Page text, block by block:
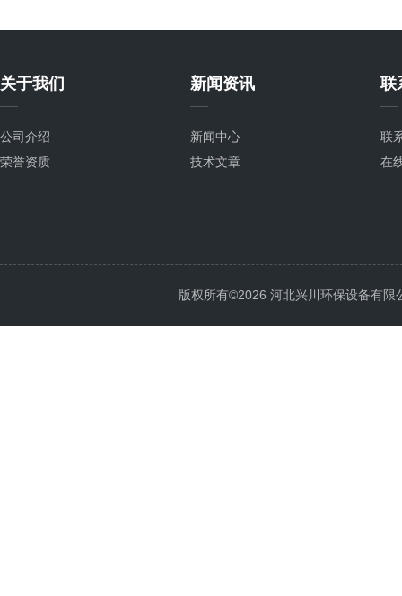
关于我们
公司介绍
荣誉资质
新闻资讯
新闻中心
技术文章
联
联
在
版权所有©2026 河北兴川环保设备有